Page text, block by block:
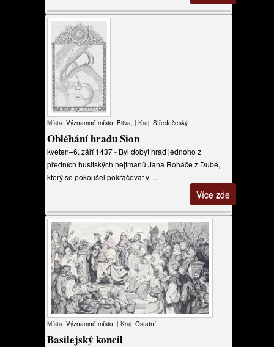
Místa: Významné místo, Bitva, | Kraj: Středočeský
Obléhání hradu Sion
květen–6. září 1437 - Byl dobyt hrad jednoho z
předních husitských hejtmanů Jana Roháče z Dubé,
který se pokoušel pokračovat v ...
Více zde
Místa: Významné místo, | Kraj: Ostatní
Basilejský koncil